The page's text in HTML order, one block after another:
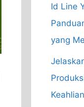
Id Line
yang
Keahlian